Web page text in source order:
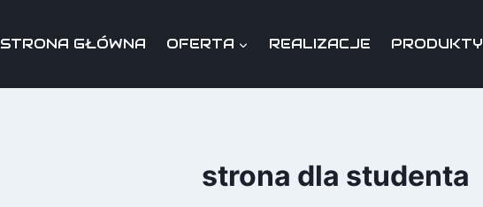
STRONA GŁÓWNA OFERTA REALIZACJE PRODUKTY
strona dla studenta